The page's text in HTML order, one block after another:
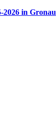
2026 in Gronau